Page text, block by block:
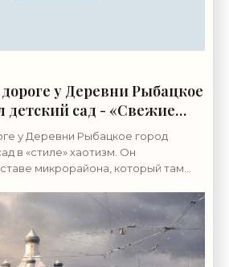
у Деревни Рыбацкое
детский сад - «Свежие
у Деревни Рыбацкое город
в «стиле» хаотизм. Он
микрорайона, который там